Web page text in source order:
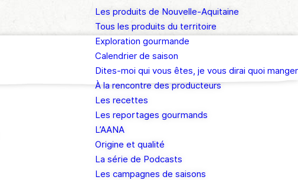
Les produits de Nouvelle-Aquitaine
Tous les produits du territoire
Exploration gourmande
Calendrier de saison
Dites-moi qui vous êtes, je vous dirai quoi manger
À la rencontre des producteurs
Les recettes
Les reportages gourmands
L’AANA
Origine et qualité
La série de Podcasts
Les campagnes de saisons